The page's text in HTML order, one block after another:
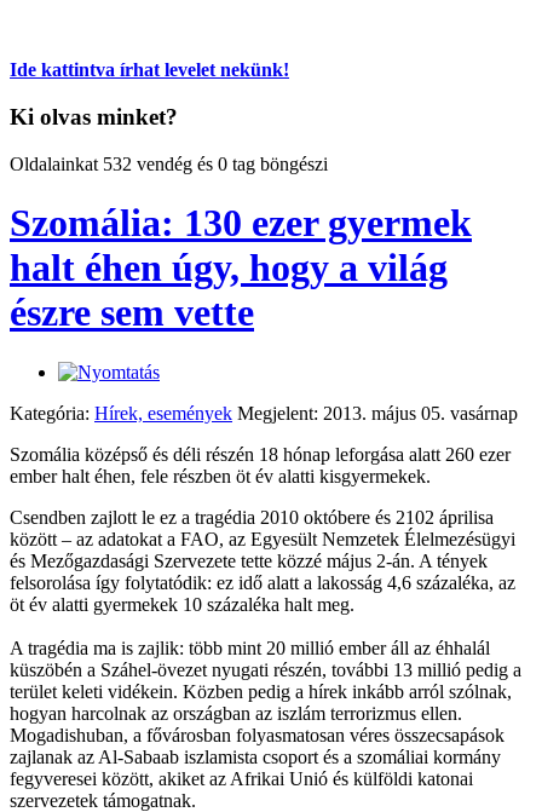
Ide kattintva írhat levelet nekünk!
Ki olvas minket?
Oldalainkat 532 vendég és 0 tag böngészi
Szomália: 130 ezer gyermek
halt éhen úgy, hogy a világ
észre sem vette
Kategória: Hírek, események Megjelent: 2013. május 05. vasárnap
Szomália középső és déli részén 18 hónap leforgása alatt 260 ezer
ember halt éhen, fele részben öt év alatti kisgyermekek.
Csendben zajlott le ez a tragédia 2010 októbere és 2102 áprilisa
között – az adatokat a FAO, az Egyesült Nemzetek Élelmezésügyi
és Mezőgazdasági Szervezete tette közzé május 2-án. A tények
felsorolása így folytatódik: ez idő alatt a lakosság 4,6 százaléka, az
öt év alatti gyermekek 10 százaléka halt meg.
A tragédia ma is zajlik: több mint 20 millió ember áll az éhhalál
küszöbén a Száhel-övezet nyugati részén, további 13 millió pedig a
terület keleti vidékein. Közben pedig a hírek inkább arról szólnak,
hogyan harcolnak az országban az iszlám terrorizmus ellen.
Mogadishuban, a fővárosban folyasmatosan véres összecsapások
zajlanak az Al-Sabaab iszlamista csoport és a szomáliai kormány
fegyveresei között, akiket az Afrikai Unió és külföldi katonai
szervezetek támogatnak.